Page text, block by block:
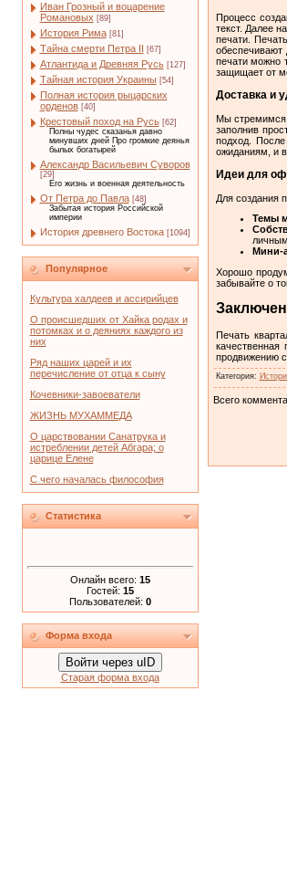
Иван Грозный и воцарение
Романовых [89]
История Рима [81]
Тайна смерти Петра II [67]
Атлантида и Древняя Русь [127]
Тайная история Украины [54]
Полная история рыцарских
орденов [40]
Крестовый поход на Русь [62]
Полны чудес сказанья давно
минувших дней Про громкие деянья
былых богатырей
Александр Васильевич Суворов
[29]
Его жизнь и военная деятельность
От Петра до Павла [48]
Забытая история Российской
империи
История древнего Востока [1094]
Популярное
Культура халдеев и ассирийцев
О происшедших от Хайка родах и
потомках и о деяниях каждого из
них
Ряд наших царей и их
перечисление от отца к сыну
Кочевники-завоеватели
ЖИЗНЬ МУХАММЕДА
О царствовании Санатрука и
истреблении детей Абгара; о
царице Елене
С чего началась философия
Статистика
Онлайн всего: 15
Гостей: 15
Пользователей: 0
Форма входа
Войти через uID
Старая форма входа
Процесс
текст. Далее
печати.
печати можно
защищает от
Доставка и
Мы стремимся
заполнив
подход.
ожиданиям, и
Идеи для
Для создания
Темы
Мини-
Хорошо
забывайте о
Печать
продвижению
Категория:
Всего